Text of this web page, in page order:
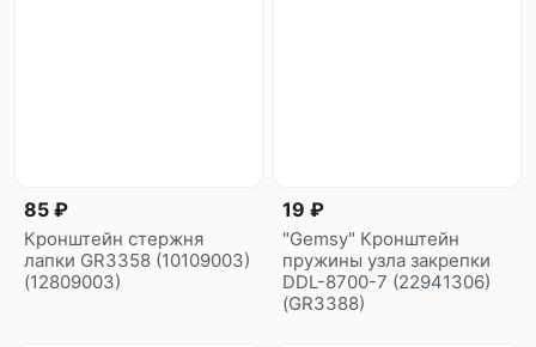
85 ₽
Кронштейн стержня
лапки GR3358 (10109003)
(12809003)
19 ₽
"Gemsy" Кронштейн
пружины узла закрепки
DDL-8700-7 (22941306)
(GR3388)